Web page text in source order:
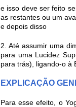
e isso deve ser feito
as restantes ou um
e depois disso
2. Até assumir uma
para uma Lucidez
para trás), ligando-o à
EXPLICAÇÃO
Para esse efeito, o